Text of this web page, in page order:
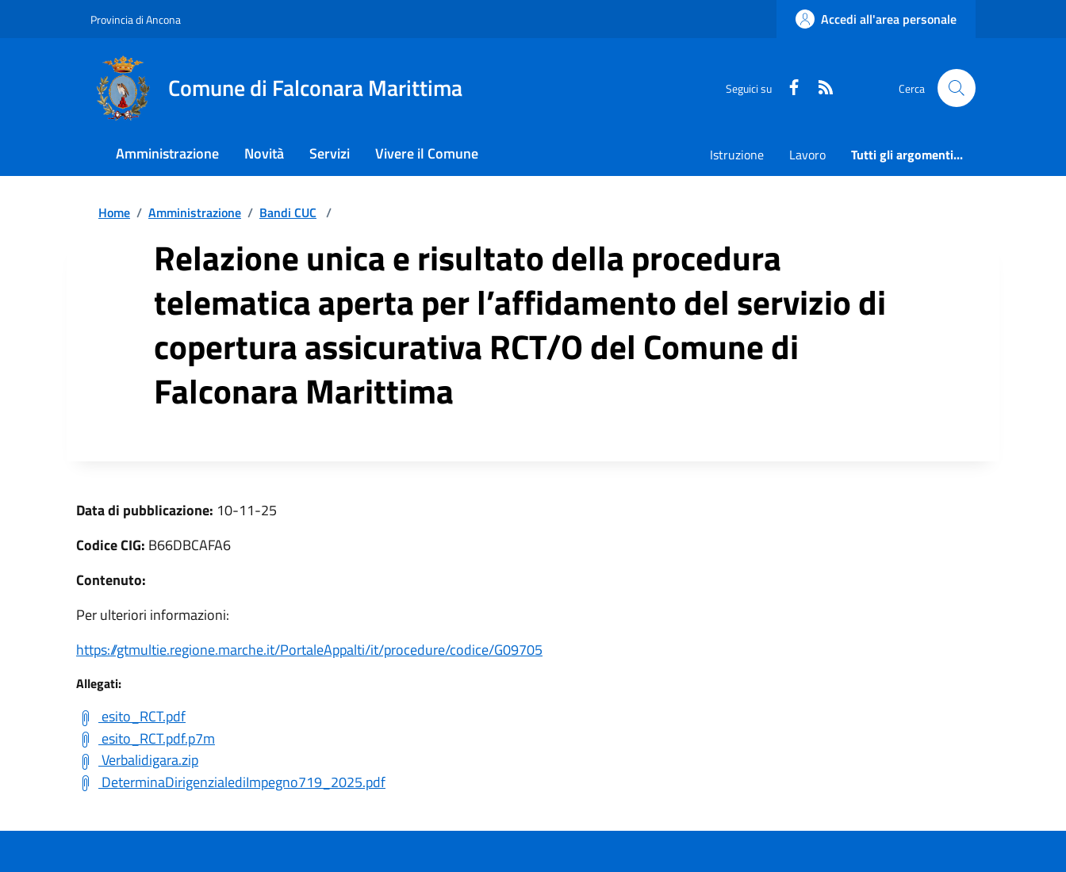
Provincia di Ancona Accedi all'area personale
Comune di Falconara Marittima Seguici su Faceboook Cerca
Amministrazione Novità Servizi Vivere il Comune Istruzione Lavoro Tutti gli argomenti...
Home / Amministrazione / Bandi CUC /
Relazione unica e risultato della procedura
telematica aperta per l’affidamento del servizio di
copertura assicurativa RCT/O del Comune di
Falconara Marittima
Data di pubblicazione: 10-11-25
Codice CIG: B66DBCAFA6
Contenuto:
Per ulteriori informazioni:
https://gtmultie.regione.marche.it/PortaleAppalti/it/procedure/codice/G09705
Allegati:
esito_RCT.pdf
esito_RCT.pdf.p7m
Verbalidigara.zip
DeterminaDirigenzialediImpegno719_2025.pdf